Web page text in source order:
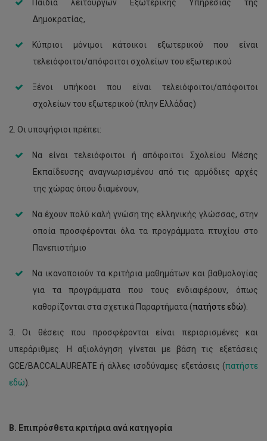
Παιδιά λειτουργών Εξωτερικής Υπηρεσίας της
Δημοκρατίας,
Κύπριοι μόνιμοι κάτοικοι εξωτερικού που είναι
τελειόφοιτοι/απόφοιτοι σχολείων του εξωτερικού
Ξένοι υπήκοοι που είναι τελειόφοιτοι/απόφοιτοι
σχολείων του εξωτερικού (πλην Ελλάδας)
2. Οι υποψήφιοι πρέπει:
Να είναι τελειόφοιτοι ή απόφοιτοι Σχολείου Μέσης
Εκπαίδευσης αναγνωρισμένου από τις αρμόδιες αρχές
της χώρας όπου διαμένουν,
Να έχουν πολύ καλή γνώση της ελληνικής γλώσσας, στην
οποία προσφέρονται όλα τα προγράμματα πτυχίου στο
Πανεπιστήμιο
Να ικανοποιούν τα κριτήρια μαθημάτων και βαθμολογίας
για τα προγράμματα που τους ενδιαφέρουν, όπως
καθορίζονται στα σχετικά Παραρτήματα (πατήστε εδώ).
3. Οι θέσεις που προσφέρονται είναι περιορισμένες και
υπεράριθμες. Η αξιολόγηση γίνεται με βάση τις εξετάσεις
GCE/BACCALAUREATE ή άλλες ισοδύναμες εξετάσεις (πατήστε
εδώ).
Β. Επιπρόσθετα κριτήρια ανά κατηγορία